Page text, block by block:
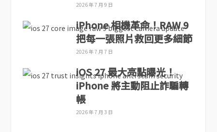
2026 年 7 月 9 日
iPhone 相機革命！RAW 9
把每一張照片救回更多細節
2026 年 7 月 7 日
iOS 27 最大亮點曝光！
iPhone 將主動阻止詐騙轉
帳
2026 年 7 月 3 日